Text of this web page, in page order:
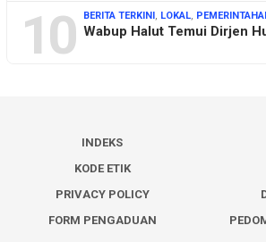
10 BERITA TERKINI, LOKAL,
Wabup Halut Temui Dirjen
INDEKS
KODE ETIK
PRIVACY POLICY
FORM PENGADUAN